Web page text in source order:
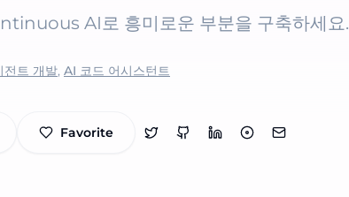
AI로 흥미로운 부분을 구축하세요.
전트 개발, AI 코드 어시스턴트
Favorite